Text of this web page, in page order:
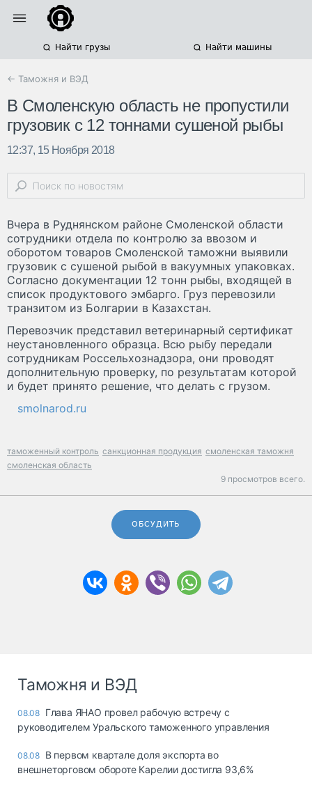
Найти грузы Найти машины
← Таможня и ВЭД
В Смоленскую область не пропустили
грузовик с 12 тоннами сушеной рыбы
12:37, 15 Ноября 2018
Вчера в Руднянском районе Смоленской области
сотрудники отдела по контролю за ввозом и
оборотом товаров Смоленской таможни выявили
грузовик с сушеной рыбой в вакуумных упаковках.
Согласно документации 12 тонн рыбы, входящей в
список продуктового эмбарго. Груз перевозили
транзитом из Болгарии в Казахстан.
Перевозчик представил ветеринарный сертификат
неустановленного образца. Всю рыбу передали
сотрудникам Россельхознадзора, они проводят
дополнительную проверку, по результатам которой
и будет принято решение, что делать с грузом.
smolnarod.ru
таможенный контроль санкционная продукция смоленская таможня
смоленская область
9 просмотров всего.
ОБСУДИТЬ
Таможня и ВЭД
08.08 Глава ЯНАО провел рабочую встречу с
руководителем Уральского таможенного управления
08.08 В первом квартале доля экспорта во
внешнеторговом обороте Карелии достигла 93,6%